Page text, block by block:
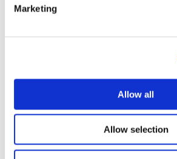
Marketing
Allow all
Allow selection
Klasik müzik
Pop müzik